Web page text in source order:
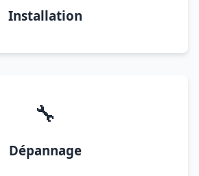
Installation
🔧
Dépannage